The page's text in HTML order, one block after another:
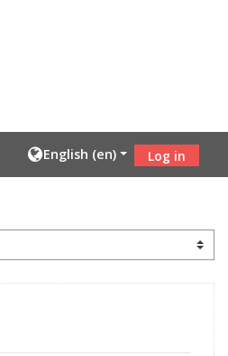
English ‎(en)‎ Log in